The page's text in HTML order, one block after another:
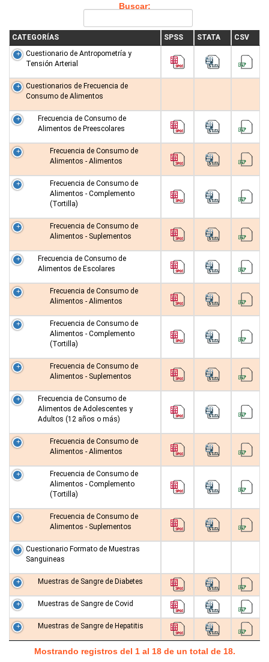
Buscar:
CATEGORÍAS SPSS STATA
CSV
Cuestionario de Antropometría y
Tensión Arterial
Cuestionarios de Frecuencia de
Consumo de Alimentos
Frecuencia de Consumo de
Alimentos de Preescolares
Frecuencia de Consumo de
Alimentos - Alimentos
Frecuencia de Consumo de
Alimentos - Complemento
(Tortilla)
Frecuencia de Consumo de
Alimentos - Suplementos
Frecuencia de Consumo de
Alimentos de Escolares
Frecuencia de Consumo de
Alimentos - Alimentos
Frecuencia de Consumo de
Alimentos - Complemento
(Tortilla)
Frecuencia de Consumo de
Alimentos - Suplementos
Frecuencia de Consumo de
Alimentos de Adolescentes y
Adultos (12 años o más)
Frecuencia de Consumo de
Alimentos - Alimentos
Frecuencia de Consumo de
Alimentos - Complemento
(Tortilla)
Frecuencia de Consumo de
Alimentos - Suplementos
Cuestionario Formato de Muestras
Sanguineas
Muestras de Sangre de Diabetes
Muestras de Sangre de Covid
Muestras de Sangre de Hepatitis
Mostrando registros del 1 al 18 de un total de 18.